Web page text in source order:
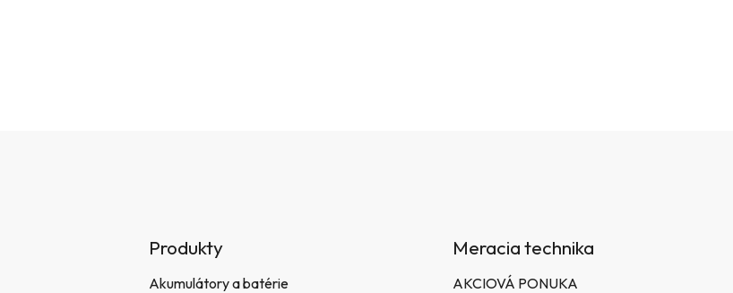
Produkty
Akumulátory a batérie
Meracia technika
AKCIOVÁ PONUKA